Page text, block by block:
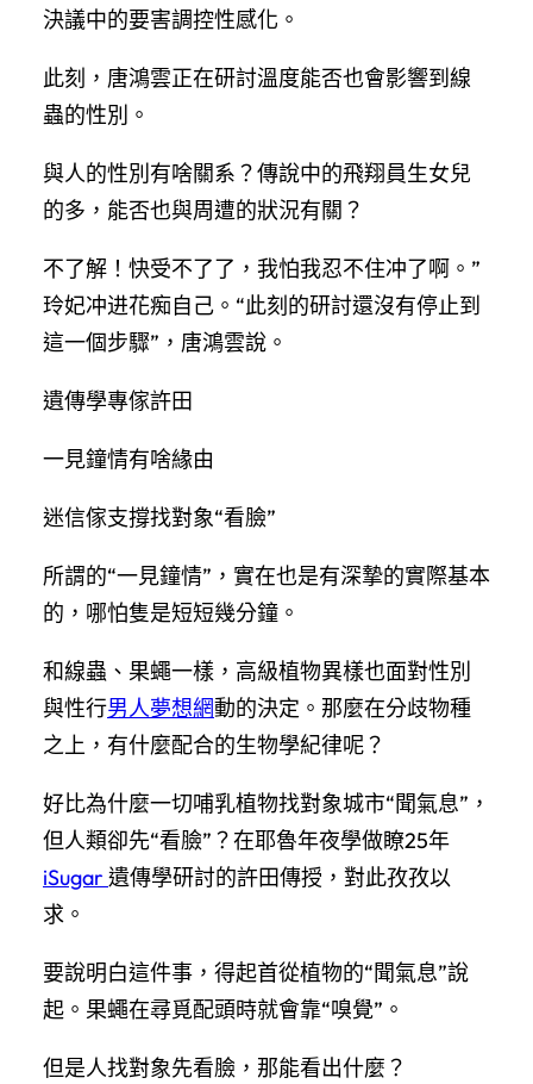
決議中的要害調控性感化。
此刻，唐鴻雲正在研討溫度能否也會影響到線
蟲的性別。
與人的性別有啥關系？傳說中的飛翔員生女兒
的多，能否也與周遭的狀況有關？
不了解！快受不了了，我怕我忍不住冲了啊。”
玲妃冲进花痴自己。“此刻的研討還沒有停止到
這一個步驟”，唐鴻雲說。
遺傳學專傢許田
一見鐘情有啥緣由
迷信傢支撐找對象“看臉”
所謂的“一見鐘情”，實在也是有深摯的實際基本
的，哪怕隻是短短幾分鐘。
和線蟲、果蠅一樣，高級植物異樣也面對性別
與性行男人夢想網動的決定。那麼在分歧物種
之上，有什麼配合的生物學紀律呢？
好比為什麼一切哺乳植物找對象城市“聞氣息”，
但人類卻先“看臉”？在耶魯年夜學做瞭25年
iSugar 遺傳學研討的許田傳授，對此孜孜以
求。
要說明白這件事，得起首從植物的“聞氣息”說
起。果蠅在尋覓配頭時就會靠“嗅覺”。
但是人找對象先看臉，那能看出什麼？